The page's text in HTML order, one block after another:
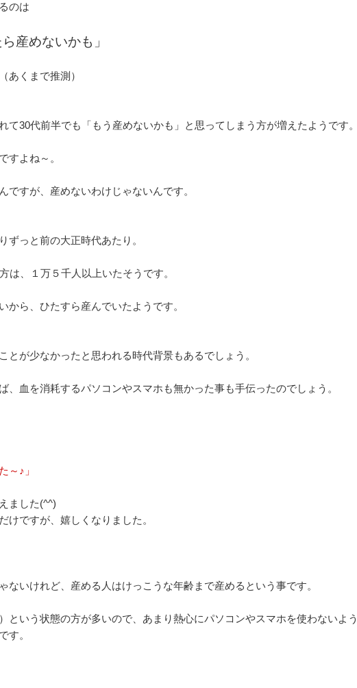
のは
産めないかも」
あくまで推測）
て30代前半でも「もう産めないかも」と思ってしまう方が増えたようです。
すよね～。
ですが、産めないわけじゃないんです。
ずっと前の大正時代あたり。
は、１万５千人以上いたそうです。
から、ひたすら産んでいたようです。
とが少なかったと思われる時代背景もあるでしょう。
、血を消耗するパソコンやスマホも無かった事も手伝ったのでしょう。
～♪」
ました(^^)
けですが、嬉しくなりました。
ないけれど、産める人はけっこうな年齢まで産めるという事です。
という状態の方が多いので、あまり熱心にパソコンやスマホを使わないよう
す。